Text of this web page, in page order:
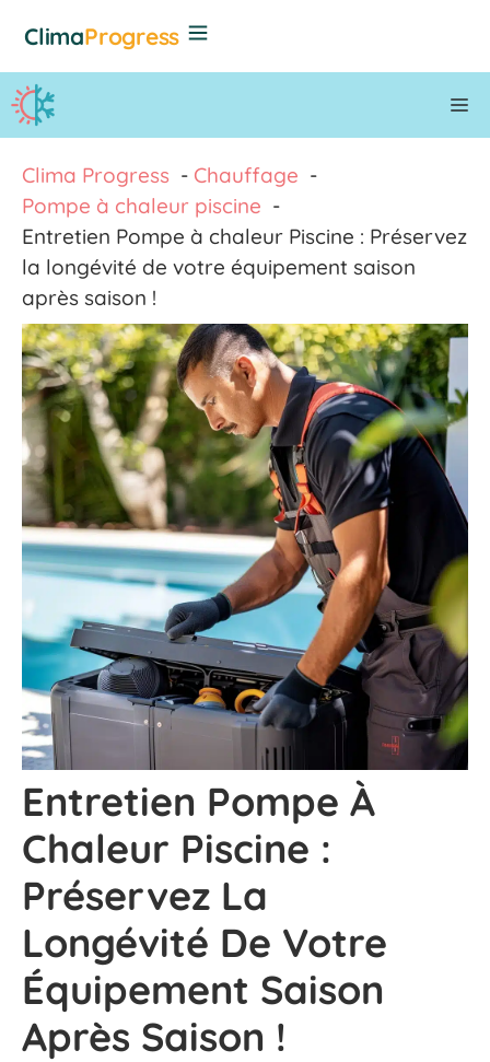
contenu
ClimaProgress
Clima Progress
Chauffage
Pompe à chaleur piscine
Entretien Pompe à chaleur Piscine : Préservez
la longévité de votre équipement saison
après saison !
Entretien Pompe À
Chaleur Piscine :
Préservez La
Longévité De Votre
Équipement Saison
Après Saison !